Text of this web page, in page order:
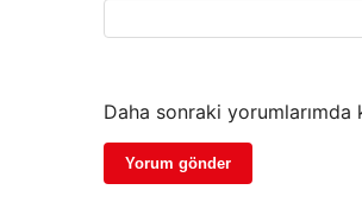
Daha sonraki yorumlarımda